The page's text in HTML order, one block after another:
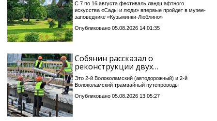
С 7 по 16 августа фестиваль ландшафтного
искусства «Сады и люди» впервые пройдет в музее-
заповеднике «Кузьминки-Люблино»
Опубликовано 05.08.2026 14:01:35
Собянин рассказал о
реконструкции двух…
Это 2-й Волоколамский (автодорожный) и 2-й
Волоколамский трамвайный путепроводы
Опубликовано 05.08.2026 13:05:27